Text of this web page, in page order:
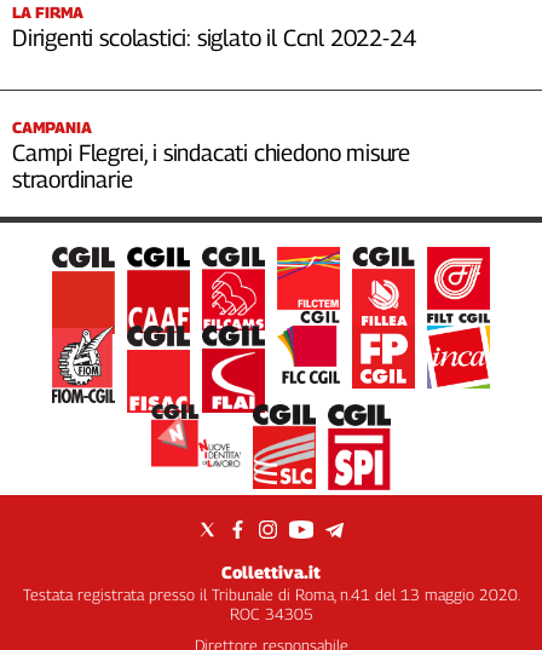
LA FIRMA
Dirigenti scolastici: siglato il Ccnl 2022-24
CAMPANIA
Campi Flegrei, i sindacati chiedono misure
straordinarie
Collettiva.it
Testata registrata presso il Tribunale di Roma, n.41 del 13 maggio 2020.
ROC 34305
Direttore responsabile